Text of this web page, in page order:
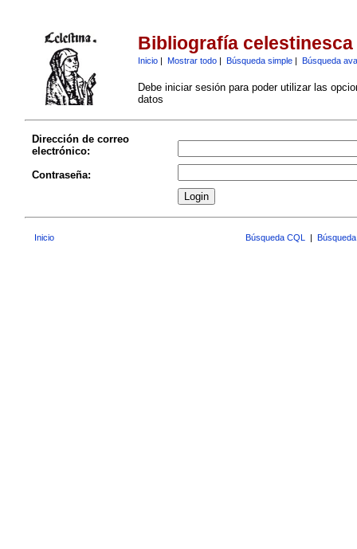
Bibliografía celestinesca
Inicio| Mostrar todo| Búsqueda simple| Búsqueda
Debe iniciar sesión para poder utilizar las
datos
Dirección de correo
electrónico:
Contraseña:
Inicio Búsqueda CQL |